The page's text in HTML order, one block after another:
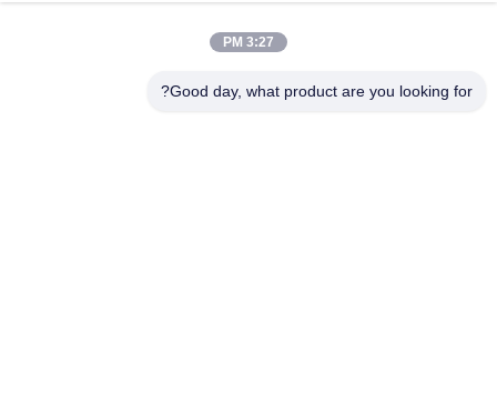
الأحداث
3:27 PM
Good day, what product are you looking for?